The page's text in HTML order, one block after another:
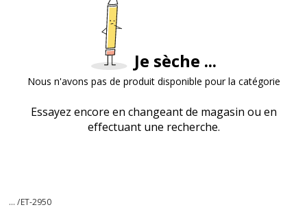
Je sèche ...
Nous n'avons pas de produit disponible pour la catégorie
Essayez encore en changeant de magasin ou en
effectuant une recherche.
... /ET-2950